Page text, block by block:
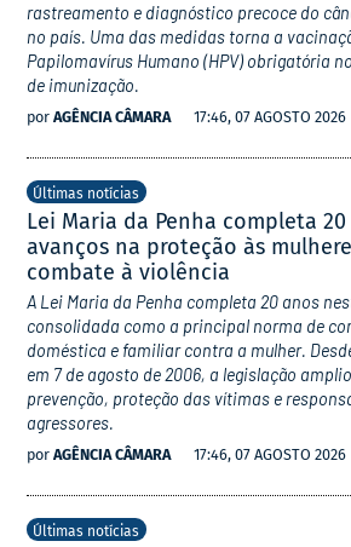
rastreamento e diagnóstico precoce do
no país. Uma das medidas torna a
Papilomavírus Humano (HPV) obrigatória
de imunização.
por AGÊNCIA CÂMARA 17:46, 07 AGOSTO 2026
Últimas notícias
Lei Maria da Penha completa
avanços na proteção às
combate à violência
A Lei Maria da Penha completa 20 anos
consolidada como a principal norma de
doméstica e familiar contra a mulher.
em 7 de agosto de 2006, a legislação
prevenção, proteção das vítimas e
agressores.
por AGÊNCIA CÂMARA 17:46, 07 AGOSTO 2026
Últimas notícias